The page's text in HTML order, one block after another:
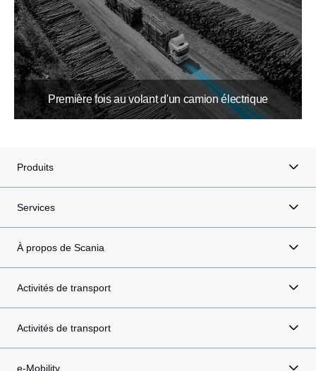
Première fois au volant d'un camion électrique
Produits
Services
À propos de Scania
Activités de transport
Activités de transport
e-Mobility